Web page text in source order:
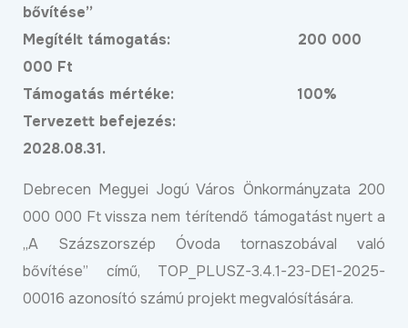
bővítése”
Megítélt támogatás: 200 000
000 Ft
Támogatás mértéke: 100%
Tervezett befejezés:
2028.08.31.
Debrecen Megyei Jogú Város Önkormányzata 200
000 000 Ft vissza nem térítendő támogatást nyert a
„A Százszorszép Óvoda tornaszobával való
bővítése” című, TOP_PLUSZ-3.4.1-23-DE1-2025-
00016 azonosító számú projekt megvalósítására.